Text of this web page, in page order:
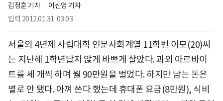
김정훈 기자
이신영 기자
입력 2012.01.31. 03:03
서울의 4년제 사립대학 인문사회계열 11학번 이모(20)씨
는 지난해 1학년답지 않게 바쁘게 살았다. 과외 아르바이
트를 세 개씩 하며 월 90만원을 벌었다. 하지만 남는 돈은
별로 안 됐다. 아껴 쓴다 했는데 휴대폰 요금(8만원), 식비